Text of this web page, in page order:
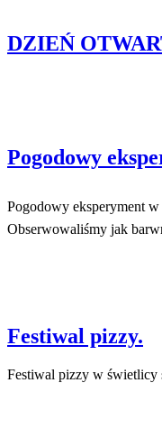
DZIEŃ
Pogodowy
Pogodowy eksperyment w
Obserwowaliśmy jak
Festiwal pizzy.
Festiwal pizzy w świetlicy